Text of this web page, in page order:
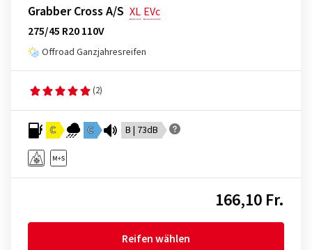
Grabber Cross A/S XL EVc
275/45 R20 110V
Offroad Ganzjahresreifen
(2)
C C B | 73dB
166,10 Fr.
Reifen wählen